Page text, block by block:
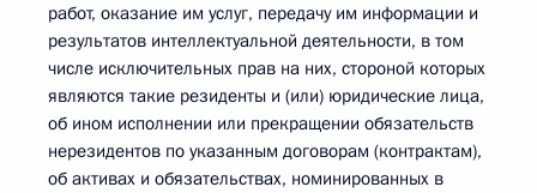
работ, оказание им услуг, передачу им информации и
результатов интеллектуальной деятельности, в том
числе исключительных прав на них, стороной которых
являются такие резиденты и (или) юридические лица,
об ином исполнении или прекращении обязательств
нерезидентов по указанным договорам (контрактам),
об активах и обязательствах, номинированных в